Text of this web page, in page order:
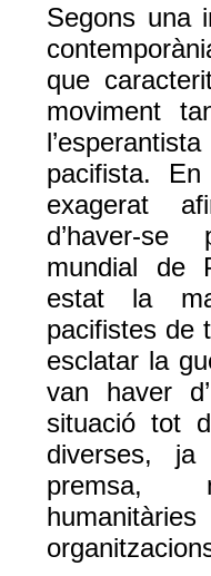
Segons una
que
moviment
pacifista.
exagerat
d’haver-
mundial de
estat la
pacifistes de
esclatar la
van haver
situació tot
diverses,
premsa,